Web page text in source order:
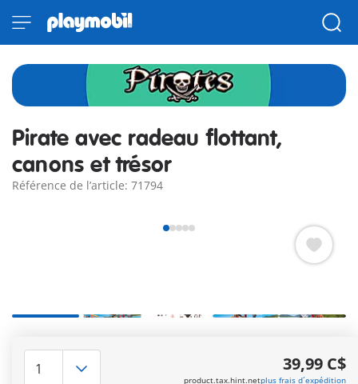
Pirate avec radeau flottant,
canons et trésor
Référence de l’article: 71794
surprise par un invité inattendu : une petite pieuvre. Le
radeau peut flotter et est équipé de deux canons pivotants et
39,99 C$
product.tax.hint.netplus frais d´expédition